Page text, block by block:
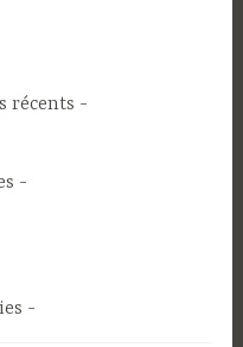
récents